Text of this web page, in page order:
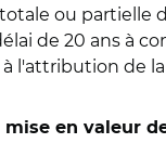
ou partielle
de 20 ans à
l'attribution de
en valeur